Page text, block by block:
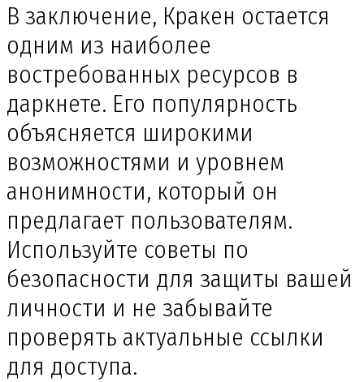
В заключение, Кракен остается
одним из наиболее
востребованных ресурсов в
даркнете. Его популярность
объясняется широкими
возможностями и уровнем
анонимности, который он
предлагает пользователям.
Используйте советы по
безопасности для защиты вашей
личности и не забывайте
проверять актуальные ссылки
для доступа.